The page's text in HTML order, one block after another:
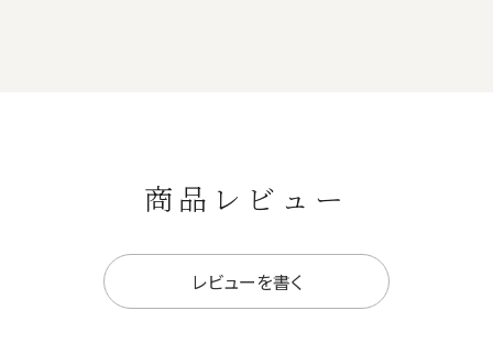
商品レビュー
レビューを書く